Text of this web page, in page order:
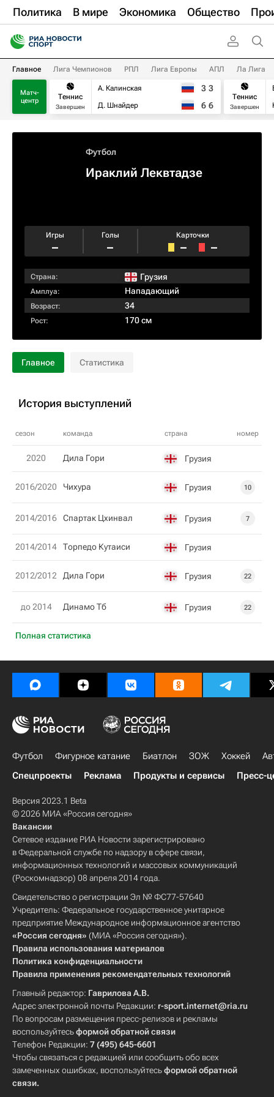
Политика В мире Экономика Общество
Главное Лига Чемпионов РПЛ Лига Европы АПЛ Ла Лига
Матч-
центр
Теннис
Завершен
А. Калинская
Д. Шнайдер
3 3
6 6
Теннис
Завершен
Футбол
Ираклий Леквтадзе
Игры
–
Голы
–
Карточки
– –
Страна: Грузия
Амплуа: Нападающий
Возраст: 34
Рост: 170 см
Главное Статистика
История выступлений
сезон команда страна номер
Полная статистика
2020 Дила Гори Грузия
2016/2020 Чихура Грузия 10
2014/2016 Спартак Цхинвал Грузия 7
2014/2014 Торпедо Кутаиси Грузия
2012/2012 Дила Гори Грузия 22
до 2014 Динамо Тб Грузия 22
Футбол Фигурное катание Биатлон ЗОЖ Хоккей
Спецпроекты
Реклама Продукты и сервисы Пресс-
Версия 2023.1 Beta
© 2026 МИА «Россия сегодня»
Вакансии
Сетевое издание РИА Новости зарегистрировано
в Федеральной службе по надзору в сфере связи,
информационных технологий и массовых коммуникаций
(Роскомнадзор) 08 апреля 2014 года.
Свидетельство о регистрации Эл № ФС77-57640
Учредитель: Федеральное государственное унитарное
предприятие Международное информационное агентство
«Россия сегодня» (МИА «Россия сегодня»).
Правила использования материалов
Политика конфиденциальности
Правила применения рекомендательных технологий
Главный редактор: Гаврилова А.В.
Адрес электронной почты Редакции: r-sport.internet@ria.ru
По вопросам размещения пресс-релизов и рекламы
воспользуйтесьформой обратной связи
Телефон Редакции: 7 (495) 645-6601
Чтобы связаться с редакцией или сообщить обо всех
замеченных ошибках, воспользуйтесьформой обратной
связи.